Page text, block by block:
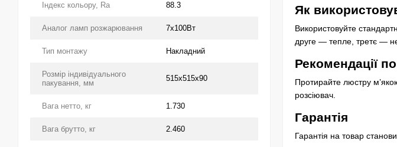
Індекс кольору, Ra 88.3
Аналог ламп розжарювання 7х100Вт
Тип монтажу Накладний
Розмір індивідуального
пакування, мм
515x515x90
Вага нетто, кг 1.730
Вага брутто, кг 2.460
Як
Використовуйте
друге — тепле, третє —
Рекомендації
Протирайте люстру
розсіювач.
Гарантія
Гарантія на товар